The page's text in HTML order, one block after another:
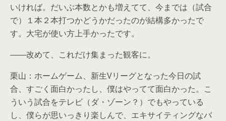
いければ。だいぶ本数とかも増えてて、今までは（試合
で）１本２本打つかどうかだったのが結構多かったで
す。大宅が使い方上手かったです。
――改めて、これだけ集まった観客に。
栗山：ホームゲーム、新生Vリーグとなった今日の試
合、すごく面白かったし、僕はやってて面白かった。こ
ういう試合をテレビ（ダ・ゾーン？）でもやっている
し、僕らが思いっきり楽しんで、エキサイティングなバ